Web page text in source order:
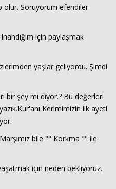
olur. Soruyorum efendiler
için paylaşmak
yaşlar geliyordu. Şimdi
bir şey mi diyor.? Bu değerleri
Kerimimizin ilk ayeti
Marşımız bile "" Korkma "" ile
için neden bekliyoruz.